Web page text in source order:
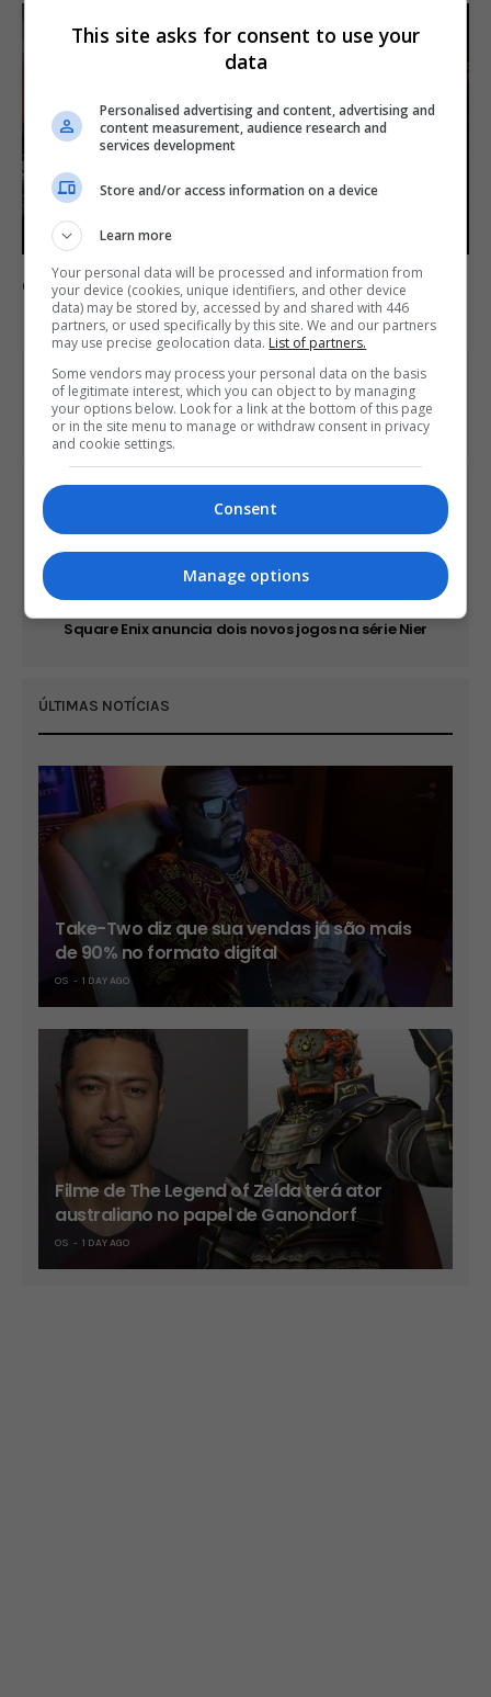
Comente esta notícia no Fórum Outer Space
Share This
Square Enix antecipa lançamento de Final Fantasy VII
Remake em algumas regiões
NEXT ARTICLE
Square Enix anuncia dois novos jogos na série Nier
ÚLTIMAS NOTÍCIAS
Take-Two diz que sua vendas já são mais
de 90% no formato digital
OS 1 DAY AGO
Filme de The Legend of Zelda terá ator
australiano no papel de Ganondorf
OS 1 DAY AGO
This site asks for consent to use your
data
Personalised advertising and content, advertising and
content measurement, audience research and
services development
Store and/or access information on a device
Learn more
Your personal data will be processed and information from
your device (cookies, unique identifiers, and other device
data) may be stored by, accessed by and shared with 446
partners, or used specifically by this site. We and our partners
may use precise geolocation data. List of partners.
Some vendors may process your personal data on the basis
of legitimate interest, which you can object to by managing
your options below. Look for a link at the bottom of this page
or in the site menu to manage or withdraw consent in privacy
and cookie settings.
Consent
Manage options